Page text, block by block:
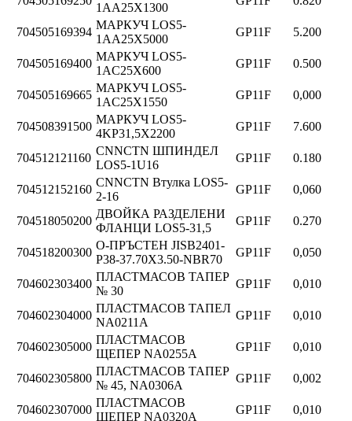
1AA25X1300
704505169394
МАРКУЧ LOS5-
1AA25X5000
GP11F 5.200
704505169400
МАРКУЧ LOS5-
1AC25X600
GP11F 0.500
704505169665
МАРКУЧ LOS5-
1AC25X1550
GP11F 0,000
704508391500
МАРКУЧ LOS5-
4KP31,5X2200
GP11F 7.600
704512121160
CNNCTN ШПИНДЕЛ
LOS5-1U16
GP11F 0.180
704512152160
CNNCTN Втулка LOS5-
2-16
GP11F 0,060
704518050200
ДВОЙКА РАЗДЕЛЕНИ
ФЛАНЦИ LOS5-31,5
GP11F 0.270
704518200300
О-ПРЪСТЕН JISB2401-
P38-37.70X3.50-NBR70
GP11F 0,050
704602303400
ПЛАСТМАСОВ ТАПЕР
№ 30
GP11F 0,010
704602304000
ПЛАСТМАСОВ ТАПЕЛ
NA0211A
GP11F 0,010
704602305000
ПЛАСТМАСОВ
ЩЕПЕР NA0255A
GP11F 0,010
704602305800
ПЛАСТМАСОВ ТАПЕР
№ 45, NA0306A
GP11F 0,002
704602307000
ПЛАСТМАСОВ
ЩЕПЕР NA0320A
GP11F 0,010